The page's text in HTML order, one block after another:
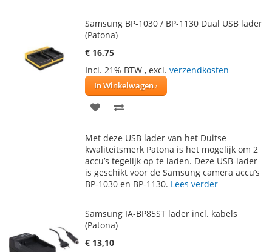
Samsung BP-1030 / BP-1130 Dual USB lader
(Patona)
€ 16,75
Incl. 21% BTW , excl. verzendkosten
In Winkelwagen
VOEG
AAN
VERLANGLIJST
TE
VERGELIJKEN
Met deze USB lader van het Duitse
kwaliteitsmerk Patona is het mogelijk om 2
accu’s tegelijk op te laden. Deze USB-lader
is geschikt voor de Samsung camera accu’s
BP-1030 en BP-1130. Lees verder
Samsung IA-BP85ST lader incl. kabels
(Patona)
€ 13,10